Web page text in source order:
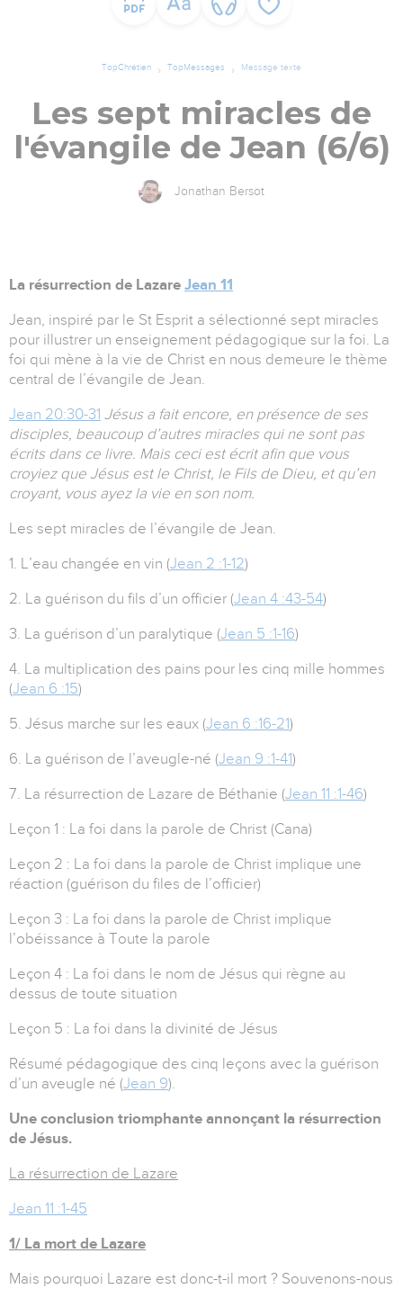
TopChrétien TopMessages Message texte
Les sept miracles de
l'évangile de Jean (6/6)
Jonathan Bersot
La résurrection de Lazare Jean 11
Jean, inspiré par le St Esprit a sélectionné sept miracles
pour illustrer un enseignement pédagogique sur la foi. La
foi qui mène à la vie de Christ en nous demeure le thème
central de l’évangile de Jean.
Jean 20:30-31 Jésus a fait encore, en présence de ses
disciples, beaucoup d’autres miracles qui ne sont pas
écrits dans ce livre. Mais ceci est écrit afin que vous
croyiez que Jésus est le Christ, le Fils de Dieu, et qu’en
croyant, vous ayez la vie en son nom.
Les sept miracles de l’évangile de Jean.
1. L’eau changée en vin (Jean 2 :1-12)
2. La guérison du fils d’un officier (Jean 4 :43-54)
3. La guérison d’un paralytique (Jean 5 :1-16)
4. La multiplication des pains pour les cinq mille hommes
(Jean 6 :15)
5. Jésus marche sur les eaux (Jean 6 :16-21)
6. La guérison de l’aveugle-né (Jean 9 :1-41)
7. La résurrection de Lazare de Béthanie (Jean 11 :1-46)
Leçon 1 : La foi dans la parole de Christ (Cana)
Leçon 2 : La foi dans la parole de Christ implique une
réaction (guérison du files de l’officier)
Leçon 3 : La foi dans la parole de Christ implique
l’obéissance à Toute la parole
Leçon 4 : La foi dans le nom de Jésus qui règne au
dessus de toute situation
Leçon 5 : La foi dans la divinité de Jésus
Résumé pédagogique des cinq leçons avec la guérison
d’un aveugle né (Jean 9).
Une conclusion triomphante annonçant la résurrection
de Jésus.
La résurrection de Lazare
Jean 11 :1-45
1/ La mort de Lazare
Mais pourquoi Lazare est donc-t-il mort ? Souvenons-nous